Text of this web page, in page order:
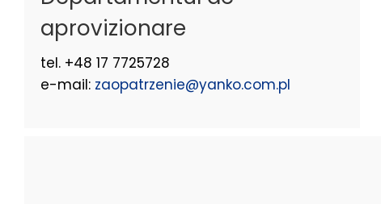
aprovizionare
tel. +48 17 7725728
e-mail: zaopatrzenie@yanko.com.pl